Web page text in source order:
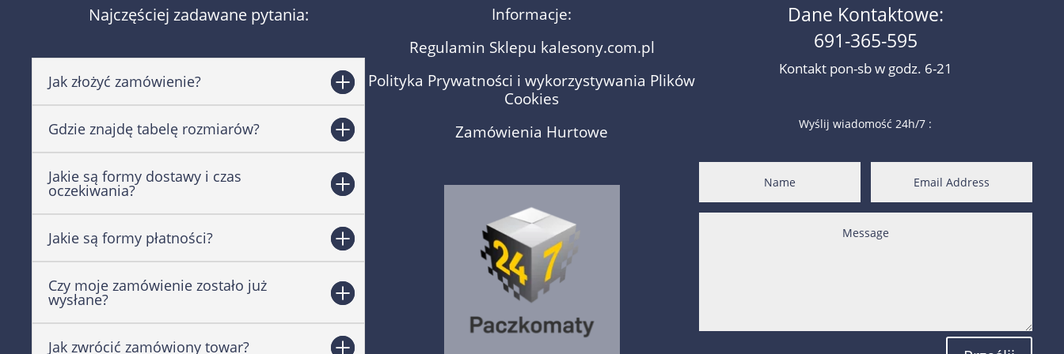
Najczęściej zadawane pytania:
Jak złożyć zamówienie?
Gdzie znajdę tabelę rozmiarów?
Jakie są formy dostawy i czas
oczekiwania?
Jakie są formy płatności?
Czy moje zamówienie zostało już
wysłane?
Jak zwrócić zamówiony towar?
Informacje:
Regulamin Sklepu kalesony.com.pl
Polityka Prywatności i wykorzystywania Plików
Cookies
Zamówienia Hurtowe
Dane Kontaktowe:
691-365-595
Kontakt pon-sb w godz. 6-21
Wyślij wiadomość 24h/7 :